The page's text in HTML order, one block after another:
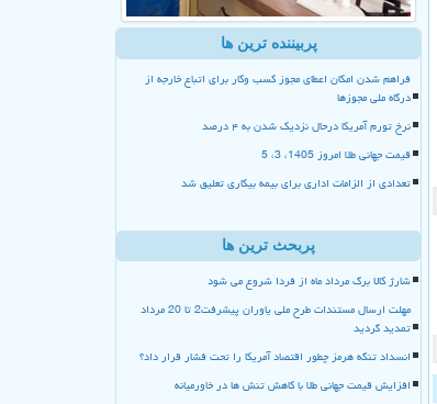
پربیننده ترین ها
فراهم شدن امکان اعطای مجوز کسب وکار برای اتباع خارجه از
درگاه ملی مجوزها
نرخ تورم آمریکا درحال نزدیک شدن به ۴ درصد
قیمت جهانی طلا امروز 1405، 3، 5
تعدادی از الزامات اداری برای بیمه بیکاری تعلیق شد
پربحث ترین ها
شارژ کالا برگ مرداد ماه از فردا شروع می شود
مهلت ارسال مستندات طرح ملی یاوران پیشرفت2 تا 20 مرداد
تمدید گردید
انسداد تنگه هرمز چطور اقتصاد آمریکا را تحت فشار قرار داد؟
افزایش قیمت جهانی طلا با کاهش تنش ها در خاورمیانه